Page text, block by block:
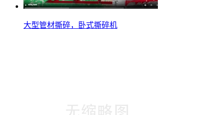
大型管材撕碎，卧式撕碎机